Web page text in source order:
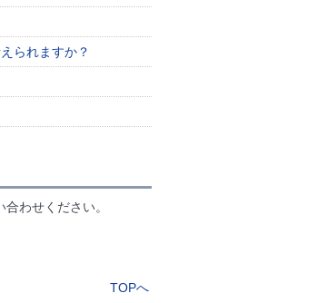
られますか？
わせください。
TOPへ